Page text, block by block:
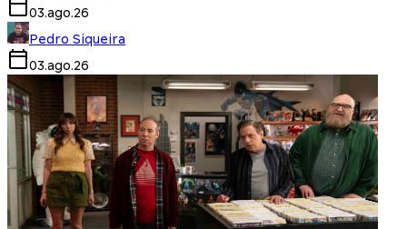
03.ago.26
Pedro Siqueira
03.ago.26